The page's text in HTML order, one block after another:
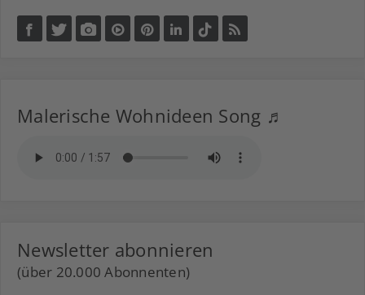
Malerische Wohnideen Song ♬
Newsletter abonnieren
(über 20.000 Abonnenten)